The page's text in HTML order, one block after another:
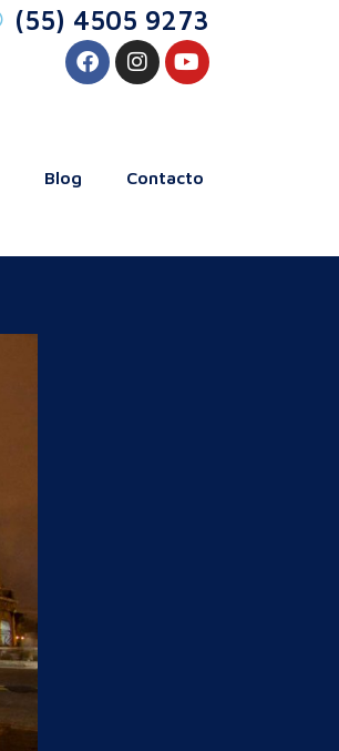
(55) 4505 9273
Blog Contacto